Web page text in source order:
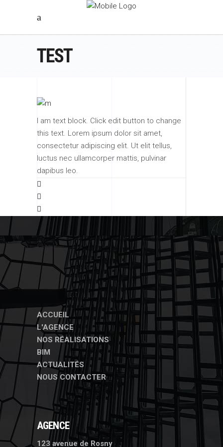
TEST
I am text block. Click edit button to change
this text. Lorem ipsum dolor sit amet,
consectetur adipiscing elit. Ut elit tellus,
luctus nec ullamcorper mattis, pulvinar
dapibus leo.
ACCUEIL
L'AGENCE
NOS RÉALISATIONS
BIM
ACTUALITÉS
NOUS CONTACTER
AGENCE
123 avenue de Rosny